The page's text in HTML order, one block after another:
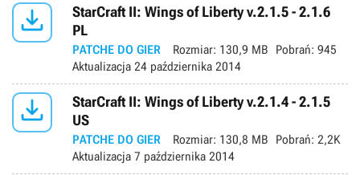

StarCraft II: Wings of Liberty v.2.1.5 - 2.1.6
PL
PATCHE DO GIER Rozmiar: 130,9 MB Pobrań: 945
Aktualizacja 24 października 2014

StarCraft II: Wings of Liberty v.2.1.4 - 2.1.5
US
PATCHE DO GIER Rozmiar: 130,8 MB Pobrań: 2,2K
Aktualizacja 7 października 2014